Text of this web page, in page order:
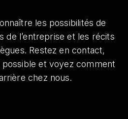
les possibilités de
de l’entreprise et les récits
Restez en contact,
et voyez comment
chez nous.